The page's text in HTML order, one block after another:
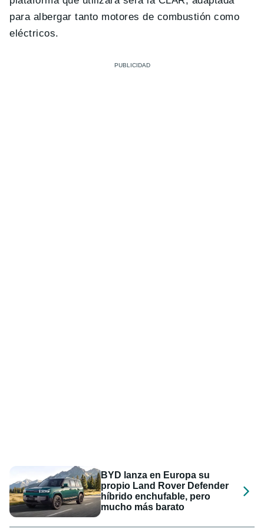
para albergar tanto motores de combustión como
eléctricos.
BYD lanza en Europa su
propio Land Rover Defender
híbrido enchufable, pero
mucho más barato